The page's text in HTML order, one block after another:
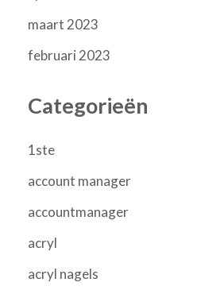
maart 2023
februari 2023
Categorieën
1ste
account manager
accountmanager
acryl
acryl nagels